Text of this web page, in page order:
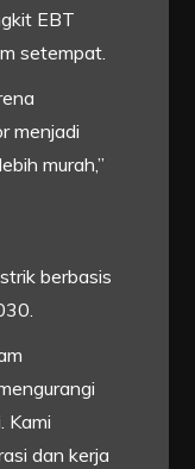
EBT
setempat.
menjadi
murah,”
berbasis
Kami
dan kerja